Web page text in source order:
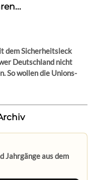
dem Sicherheitsleck
Deutschland nicht
So wollen die Unions-
Jahrgänge aus dem